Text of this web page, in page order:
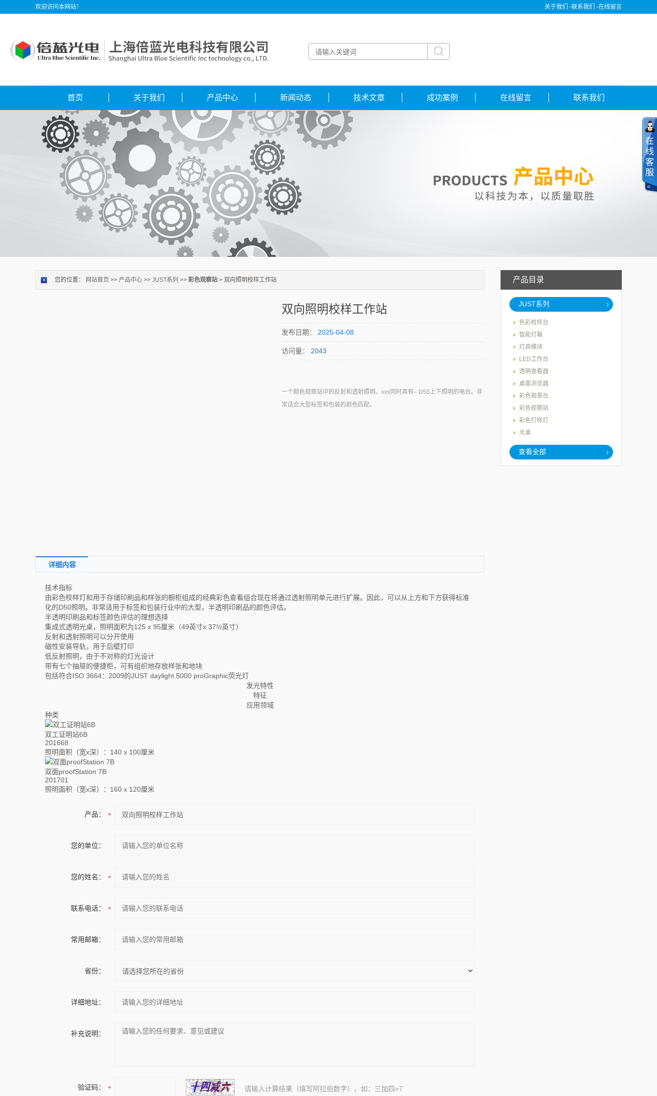
关于我们 -联系我们 -在线留言
欢迎访问本网站！
首页 关于我们 产品中心 新闻动态 技术文章 成功案例 在线留言 联系我们
产品目录
JUST系列
色彩校样台
智能灯箱
灯具模块
LED工作台
透明查看器
桌面浏览器
彩色观景台
彩色观察站
彩色打样灯
光桌
查看全部
您的位置： 网站首页 >> 产品中心 >> JUST系列 >> 彩色观察站 > 双向照明校样工作站
双向照明校样工作站
发布日期： 2025-04-08
访问量： 2043
一个颜色观察站中的反射和透射照明。xxx同时具有– D50上下照明的电台。非
常适合大型标签和包装的颜色匹配。
详细内容
技术指标
由彩色校样灯和用于存储印刷品和样张的橱柜组成的经典彩色查看组合现在将通过透射照明单元进行扩展。因此，可以从上方和下方获得标准
化的D50照明。非常适用于标签和包装行业中的大型，半透明印刷品的颜色评估。
半透明印刷品和标签颜色评估的理想选择
集成式透明光桌，照明面积为125 x 95厘米（49英寸x 37½英寸）
反射和透射照明可以分开使用
磁性安装导轨，用于后壁打印
低反射照明，由于不对称的灯光设计
带有七个抽屉的便捷柜，可有组织地存放样张和地块
包括符合ISO 3664：2009的JUST daylight 5000 proGraphic荧光灯
发光特性
特征
应用领域
种类
双工证明站6B
201668
照明面积（宽x深）：140 x 100厘米
双面proofStation 7B
201701
照明面积（宽x深）：160 x 120厘米
产品：
您的单位：
您的姓名：
联系电话：
常用邮箱：
省份：
详细地址：
补充说明：
验证码： 请输入计算结果（填写阿拉伯数字），如：三加四=7